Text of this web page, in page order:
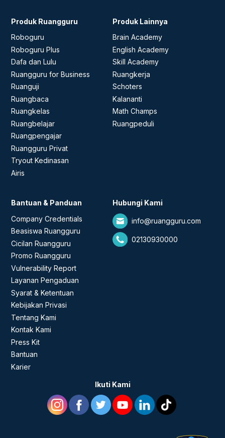
Produk Ruangguru
Roboguru
Roboguru Plus
Dafa dan Lulu
Ruangguru for Business
Ruanguji
Ruangbaca
Ruangkelas
Ruangbelajar
Ruangpengajar
Ruangguru Privat
Tryout Kedinasan
Airis
Produk Lainnya
Brain Academy
English Academy
Skill Academy
Ruangkerja
Schoters
Kalananti
Math Champs
Ruangpeduli
Bantuan & Panduan
Company Credentials
Beasiswa Ruangguru
Cicilan Ruangguru
Promo Ruangguru
Vulnerability Report
Layanan Pengaduan
Syarat & Ketentuan
Kebijakan Privasi
Tentang Kami
Kontak Kami
Press Kit
Bantuan
Karier
Hubungi Kami
info@ruangguru.com
02130930000
Ikuti Kami